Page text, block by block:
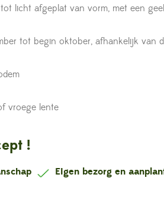
licht afgeplat van vorm, met een
tot begin oktober, afhankelijk van
vroege lente
!
Eigen bezorg en